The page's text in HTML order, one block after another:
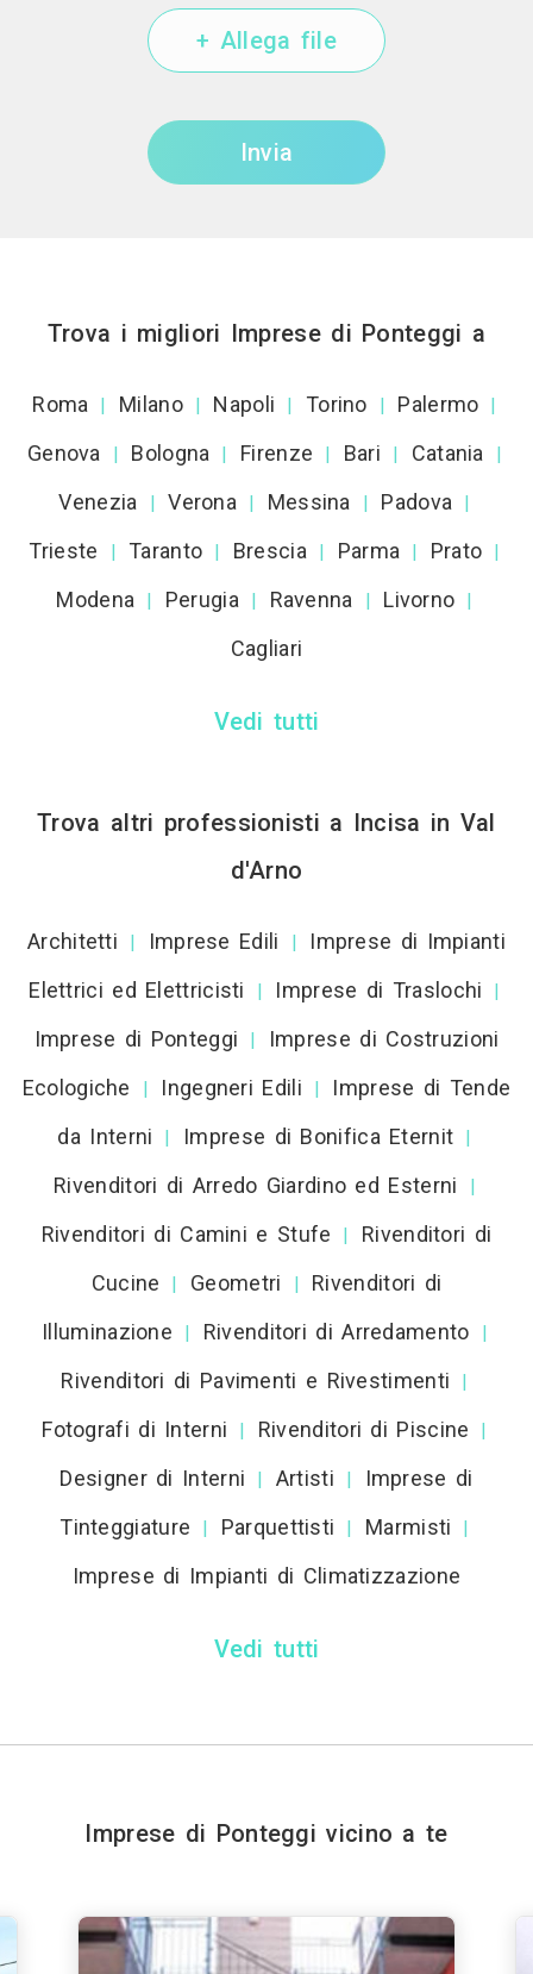
+ Allega file
Invia
Trova i migliori Imprese di Ponteggi a
Roma | Milano | Napoli | Torino | Palermo |
Genova | Bologna | Firenze | Bari | Catania |
Venezia | Verona | Messina | Padova |
Trieste | Taranto | Brescia | Parma | Prato |
Modena | Perugia | Ravenna | Livorno |
Cagliari
Vedi tutti
Trova altri professionisti a Incisa in Val
d'Arno
Architetti | Imprese Edili |
Imprese di Impianti
Elettrici ed Elettricisti
| Imprese di Traslochi |
Imprese di Ponteggi |
Imprese di Costruzioni
Ecologiche
| Ingegneri Edili |
Imprese di Tende
da Interni
| Imprese di Bonifica Eternit |
Rivenditori di Arredo Giardino ed Esterni |
Rivenditori di Camini e Stufe |
Rivenditori di
Cucine
| Geometri |
Rivenditori di
Illuminazione
| Rivenditori di Arredamento |
Rivenditori di Pavimenti e Rivestimenti |
Fotografi di Interni | Rivenditori di Piscine |
Designer di Interni | Artisti |
Imprese di
Tinteggiature
| Parquettisti | Marmisti |
Imprese di Impianti di Climatizzazione
Vedi tutti
Imprese di Ponteggi vicino a te